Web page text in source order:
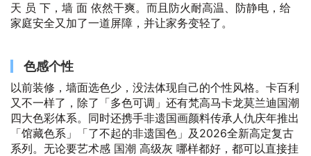
天 员 下，墙 面 依然干爽。而且防火耐高温、防静电，给
家庭安全又加了一道屏障，并让家务变轻了。
色感个性
以前装修，墙面选色少，没法体现自己的个性风格。卡百利
又不一样了，除了「多色可调」还有梵高马卡龙莫兰迪国潮
四大色彩体系。同时还携手非遗国画颜料传承人仇庆年推出
「馆藏色系」「了不起的非遗国色」及2026全新高定复古
系列。无论要艺术感 国潮 高级灰 哪样都好，都可以直接挂